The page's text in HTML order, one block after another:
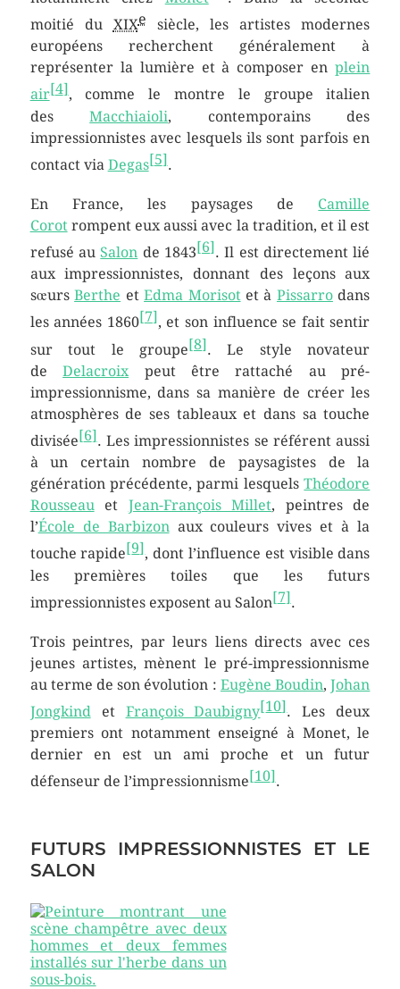
moitié du XIXe siècle, les artistes modernes
européens recherchent généralement à
représenter la lumière et à composer enplein
air[4], comme le montre le groupe italien
desMacchiaioli, contemporains des
impressionnistes avec lesquels ils sont parfois en
contact via Degas[5].
En France, les paysages de Camille
Corotrompent eux aussi avec la tradition, et il est
refusé auSalon de 1843[6]. Il est directement lié
aux impressionnistes, donnant des leçons aux
sœursBerthe etEdma Morisotet à Pissarrodans
les années 1860[7] , et son influence se fait sentir
sur tout le groupe[8]. Le style novateur
deDelacroix peut être rattaché au pré-
impressionnisme, dans sa manière de créer les
atmosphères de ses tableaux et dans sa touche
divisée[6]. Les impressionnistes se référent aussi
à un certain nombre de paysagistes de la
génération précédente, parmi lesquelsThéodore
Rousseauet Jean-François Millet, peintres de
l’École de Barbizonaux couleurs vives et à la
touche rapide [9], dont l’influence est visible dans
les premières toiles que les futurs
impressionnistes exposent au Salon[7].
Trois peintres, par leurs liens directs avec ces
jeunes artistes, mènent le pré-impressionnisme
au terme de son évolution : Eugène Boudin,Johan
Jongkindet François Daubigny[10]. Les deux
premiers ont notamment enseigné à Monet, le
dernier en est un ami proche et un futur
défenseur de l’impressionnisme[10].
FUTURS IMPRESSIONNISTES ET LE
SALON